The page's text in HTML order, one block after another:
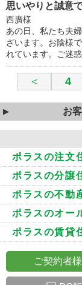
思いやりと誠意
西廣様
あの日、私たち夫
ざいます。お陰様
れています。ご迷
＜ 4
お
ポラスの注文
ポラスの分譲
ポラスの不動
ポラスのオー
ポラスの賃貸
ご契約者